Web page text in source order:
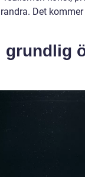
Det
grundlig